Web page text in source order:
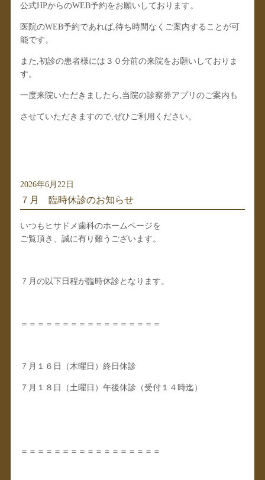
公式HPからのWEB予約をお願いしております。
医院のWEB予約であれば,待ち時間なくご案内することが可
能です。
また,初診の患者様には３０分前の来院をお願いしておりま
す。
一度来院いただきましたら,当院の診察券アプリのご案内も
させていただきますので,ぜひご利用ください。
2026年6月22日
７月 臨時休診のお知らせ
いつもヒサドメ歯科のホームページを
ご覧頂き、誠に有り難うございます。
７月の以下日程が臨時休診となります。
＝＝＝＝＝＝＝＝＝＝＝＝＝＝＝＝＝
７月１６日（木曜日）終日休診
７月１８日（土曜日）午後休診（受付１４時迄）
＝＝＝＝＝＝＝＝＝＝＝＝＝＝＝＝＝